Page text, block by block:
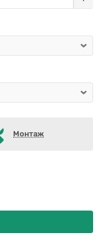
Монтаж